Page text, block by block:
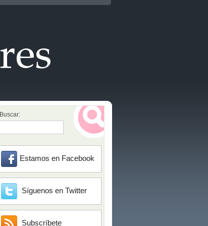
Buscar:
Estamos en Facebook
Síguenos en Twitter
Subscríbete